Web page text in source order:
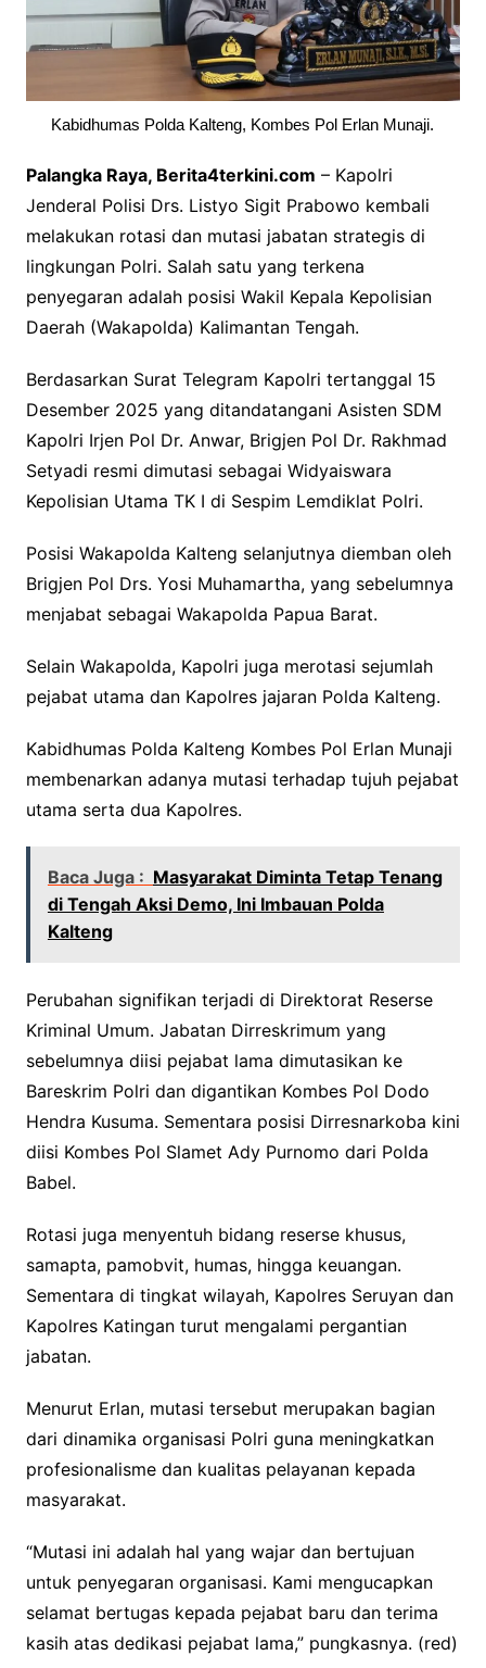
Kabidhumas Polda Kalteng, Kombes Pol Erlan Munaji.
Palangka Raya, Berita4terkini.com – Kapolri
Jenderal Polisi Drs. Listyo Sigit Prabowo kembali
melakukan rotasi dan mutasi jabatan strategis di
lingkungan Polri. Salah satu yang terkena
penyegaran adalah posisi Wakil Kepala Kepolisian
Daerah (Wakapolda) Kalimantan Tengah.
Berdasarkan Surat Telegram Kapolri tertanggal 15
Desember 2025 yang ditandatangani Asisten SDM
Kapolri Irjen Pol Dr. Anwar, Brigjen Pol Dr. Rakhmad
Setyadi resmi dimutasi sebagai Widyaiswara
Kepolisian Utama TK I di Sespim Lemdiklat Polri.
Posisi Wakapolda Kalteng selanjutnya diemban oleh
Brigjen Pol Drs. Yosi Muhamartha, yang sebelumnya
menjabat sebagai Wakapolda Papua Barat.
Selain Wakapolda, Kapolri juga merotasi sejumlah
pejabat utama dan Kapolres jajaran Polda Kalteng.
Kabidhumas Polda Kalteng Kombes Pol Erlan Munaji
membenarkan adanya mutasi terhadap tujuh pejabat
utama serta dua Kapolres.
Baca Juga : Masyarakat Diminta Tetap Tenang
di Tengah Aksi Demo, Ini Imbauan Polda
Kalteng
Perubahan signifikan terjadi di Direktorat Reserse
Kriminal Umum. Jabatan Dirreskrimum yang
sebelumnya diisi pejabat lama dimutasikan ke
Bareskrim Polri dan digantikan Kombes Pol Dodo
Hendra Kusuma. Sementara posisi Dirresnarkoba kini
diisi Kombes Pol Slamet Ady Purnomo dari Polda
Babel.
Rotasi juga menyentuh bidang reserse khusus,
samapta, pamobvit, humas, hingga keuangan.
Sementara di tingkat wilayah, Kapolres Seruyan dan
Kapolres Katingan turut mengalami pergantian
jabatan.
Menurut Erlan, mutasi tersebut merupakan bagian
dari dinamika organisasi Polri guna meningkatkan
profesionalisme dan kualitas pelayanan kepada
masyarakat.
“Mutasi ini adalah hal yang wajar dan bertujuan
untuk penyegaran organisasi. Kami mengucapkan
selamat bertugas kepada pejabat baru dan terima
kasih atas dedikasi pejabat lama,” pungkasnya. (red)